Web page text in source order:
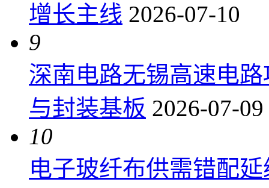
增长主线 2026-07-10
9
深南电路无锡高速电
与封装基板 2026-07-09
10
电子玻纤布供需错配